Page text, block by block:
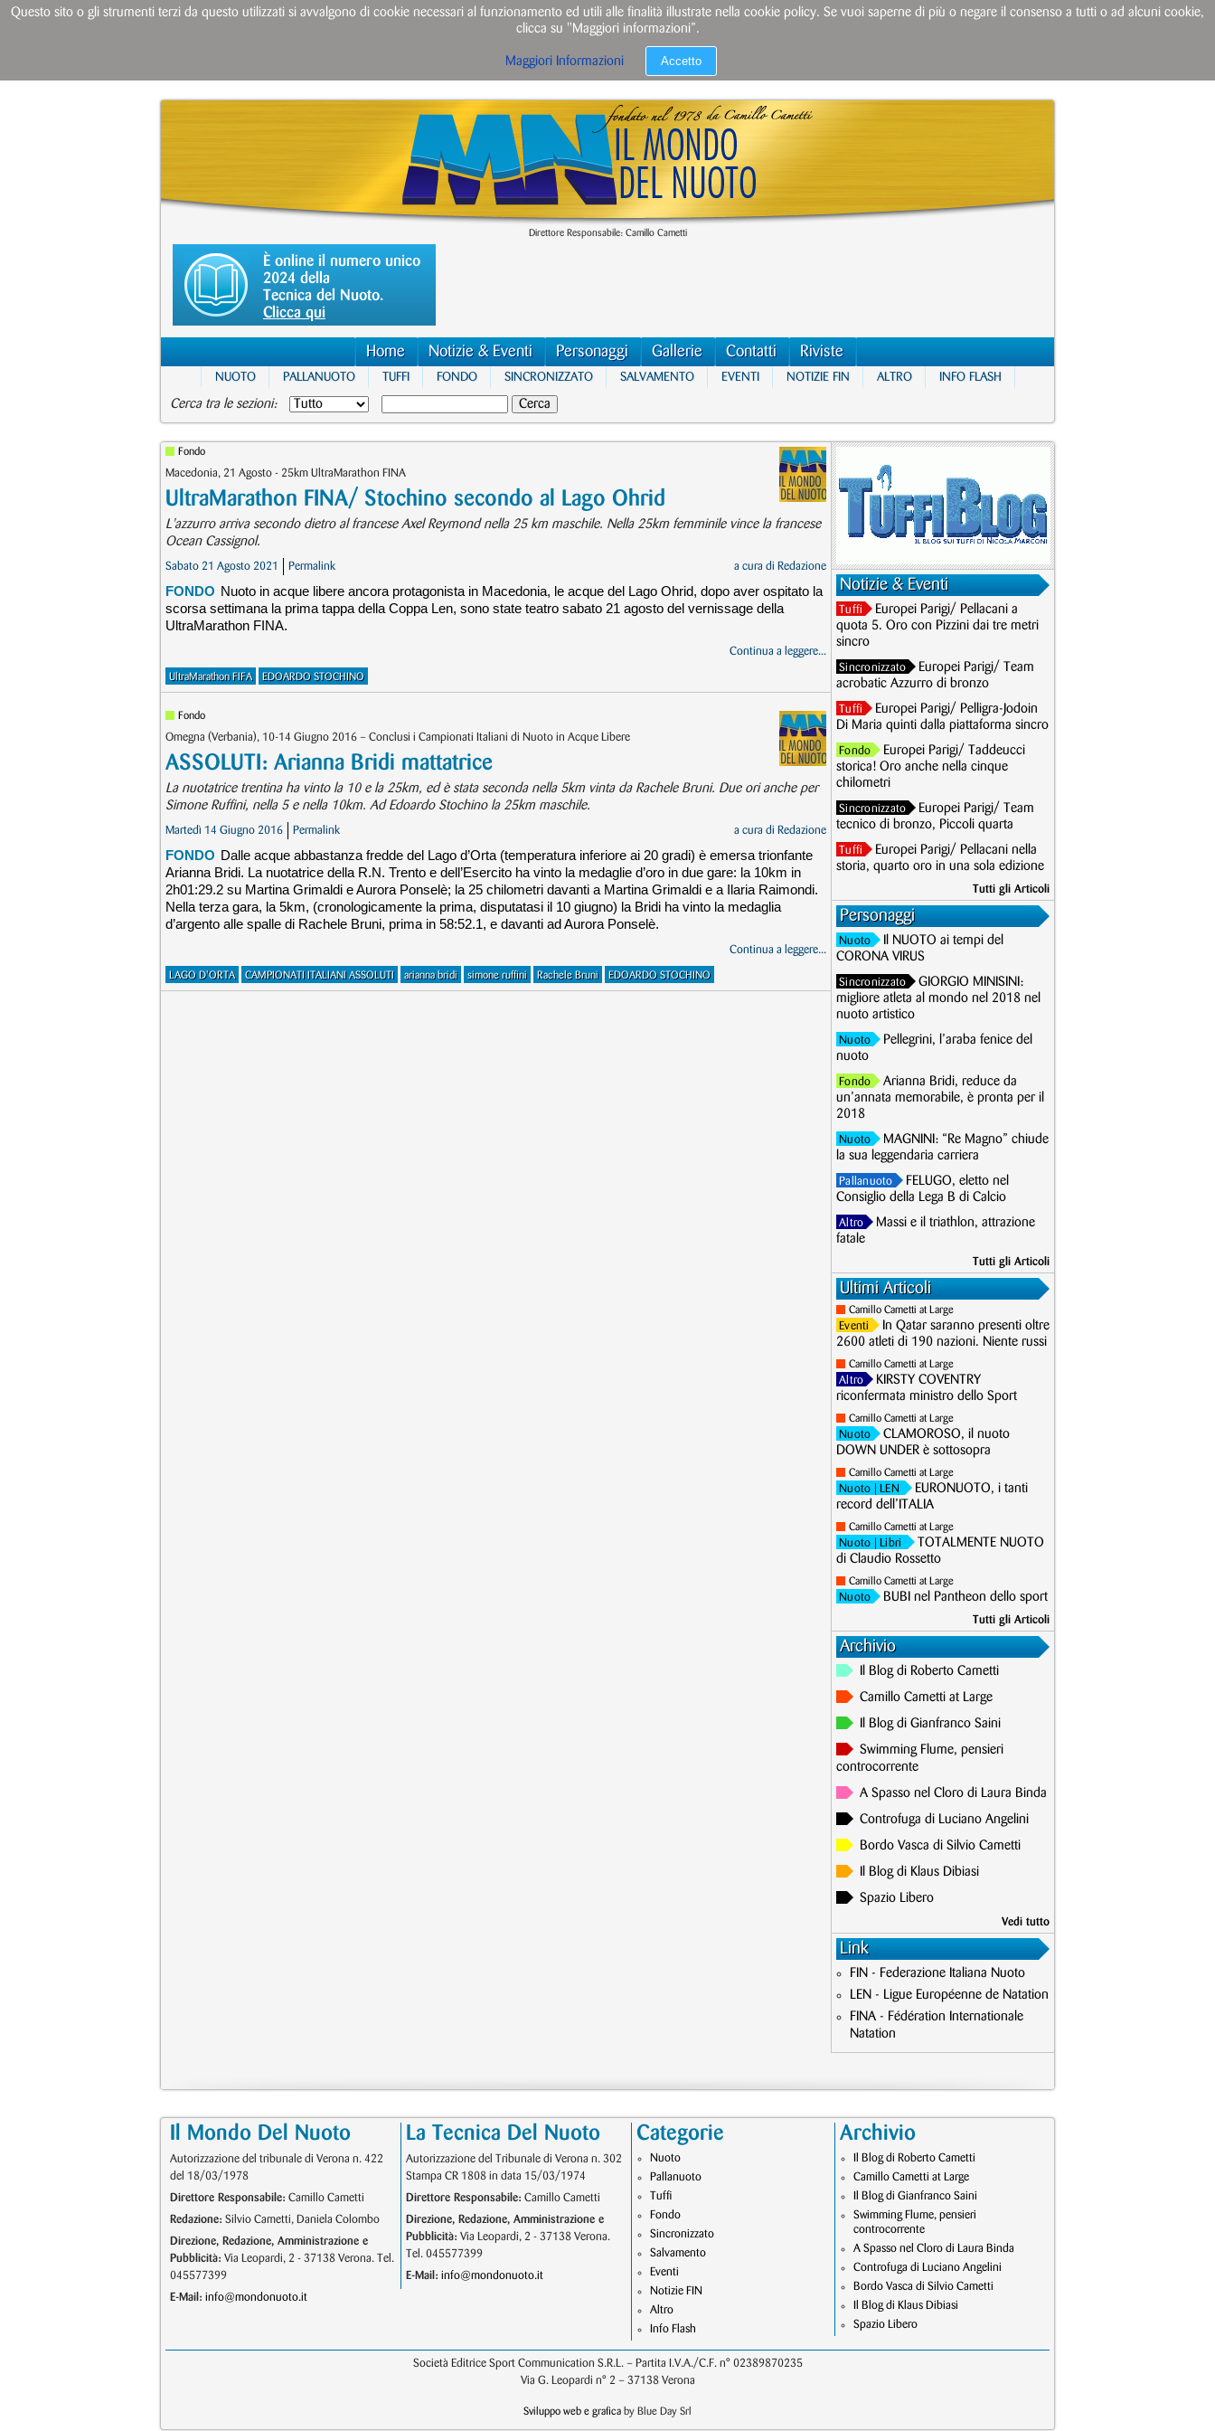
Direttore Responsabile: Camillo Cametti
È online il numero unico
2024 della
Tecnica del Nuoto.
Clicca qui
Home Notizie & Eventi Personaggi Gallerie Contatti Riviste
NUOTO PALLANUOTO TUFFI FONDO SINCRONIZZATO SALVAMENTO EVENTI NOTIZIE FIN ALTRO INFO FLASH
Cerca tra le sezioni:
Fondo
Macedonia, 21 Agosto - 25km UltraMarathon FINA
UltraMarathon FINA/ Stochino secondo al Lago Ohrid
L'azzurro arriva secondo dietro al francese Axel Reymond nella 25 km maschile. Nella 25km femminile vince la francese
Ocean Cassignol.
Sabato 21 Agosto 2021 Permalink a cura di Redazione
FONDO Nuoto in acque libere ancora protagonista in Macedonia, le acque del Lago Ohrid, dopo aver ospitato la
scorsa settimana la prima tappa della Coppa Len, sono state teatro sabato 21 agosto del vernissage della
UltraMarathon FINA.
Continua a leggere...
UltraMarathon FIFA EDOARDO STOCHINO
Fondo
Omegna (Verbania), 10-14 Giugno 2016 – Conclusi i Campionati Italiani di Nuoto in Acque Libere
ASSOLUTI: Arianna Bridi mattatrice
La nuotatrice trentina ha vinto la 10 e la 25km, ed è stata seconda nella 5km vinta da Rachele Bruni. Due ori anche per
Simone Ruffini, nella 5 e nella 10km. Ad Edoardo Stochino la 25km maschile.
Martedì 14 Giugno 2016 Permalink a cura di Redazione
FONDO Dalle acque abbastanza fredde del Lago d’Orta (temperatura inferiore ai 20 gradi) è emersa trionfante
Arianna Bridi. La nuotatrice della R.N. Trento e dell’Esercito ha vinto la medaglie d’oro in due gare: la 10km in
2h01:29.2 su Martina Grimaldi e Aurora Ponselè; la 25 chilometri davanti a Martina Grimaldi e a Ilaria Raimondi.
Nella terza gara, la 5km, (cronologicamente la prima, disputatasi il 10 giugno) la Bridi ha vinto la medaglia
d’argento alle spalle di Rachele Bruni, prima in 58:52.1, e davanti ad Aurora Ponselè.
Continua a leggere...
LAGO D'ORTA CAMPIONATI ITALIANI ASSOLUTI arianna bridi simone ruffini Rachele Bruni EDOARDO STOCHINO
Notizie & Eventi
Tuffi
Europei Parigi/ Pellacani a
quota 5. Oro con Pizzini dai tre metri
sincro
Sincronizzato
Europei Parigi/ Team
acrobatic Azzurro di bronzo
Tuffi
Europei Parigi/ Pelligra-Jodoin
Di Maria quinti dalla piattaforma sincro
Fondo
Europei Parigi/ Taddeucci
storica! Oro anche nella cinque
chilometri
Sincronizzato
Europei Parigi/ Team
tecnico di bronzo, Piccoli quarta
Tuffi
Europei Parigi/ Pellacani nella
storia, quarto oro in una sola edizione
Tutti gli Articoli
Personaggi
Nuoto
Il NUOTO ai tempi del
CORONA VIRUS
Sincronizzato
GIORGIO MINISINI:
migliore atleta al mondo nel 2018 nel
nuoto artistico
Nuoto
Pellegrini, l’araba fenice del
nuoto
Fondo
Arianna Bridi, reduce da
un’annata memorabile, è pronta per il
2018
Nuoto
MAGNINI: “Re Magno” chiude
la sua leggendaria carriera
Pallanuoto
FELUGO, eletto nel
Consiglio della Lega B di Calcio
Altro
Massi e il triathlon, attrazione
fatale
Tutti gli Articoli
Ultimi Articoli
Camillo Cametti at Large
Eventi
In Qatar saranno presenti oltre
2600 atleti di 190 nazioni. Niente russi
Camillo Cametti at Large
Altro
KIRSTY COVENTRY
riconfermata ministro dello Sport
Camillo Cametti at Large
Nuoto
CLAMOROSO, il nuoto
DOWN UNDER è sottosopra
Camillo Cametti at Large
Nuoto | LEN
EURONUOTO, i tanti
record dell’ITALIA
Camillo Cametti at Large
Nuoto | Libri
TOTALMENTE NUOTO
di Claudio Rossetto
Camillo Cametti at Large
Nuoto BUBI nel Pantheon dello sport
Tutti gli Articoli
Archivio
Il Blog di Roberto Cametti
Camillo Cametti at Large
Il Blog di Gianfranco Saini
Swimming Flume, pensieri
controcorrente
A Spasso nel Cloro di Laura Binda
Controfuga di Luciano Angelini
Bordo Vasca di Silvio Cametti
Il Blog di Klaus Dibiasi
Spazio Libero
Vedi tutto
Link
FIN - Federazione Italiana Nuoto
LEN - Ligue Européenne de Natation
FINA - Fédération Internationale
Natation
Il Mondo Del Nuoto
Autorizzazione del tribunale di Verona n. 422
del 18/03/1978
Direttore Responsabile: Camillo Cametti
Redazione: Silvio Cametti, Daniela Colombo
Direzione, Redazione, Amministrazione e
Pubblicità: Via Leopardi, 2 - 37138 Verona. Tel.
045577399
E-Mail: info@mondonuoto.it
La Tecnica Del Nuoto
Autorizzazione del Tribunale di Verona n. 302
Stampa CR 1808 in data 15/03/1974
Direttore Responsabile: Camillo Cametti
Direzione, Redazione, Amministrazione e
Pubblicità: Via Leopardi, 2 - 37138 Verona.
Tel. 045577399
E-Mail: info@mondonuoto.it
Categorie
Nuoto
Pallanuoto
Tuffi
Fondo
Sincronizzato
Salvamento
Eventi
Notizie FIN
Altro
Info Flash
Archivio
Il Blog di Roberto Cametti
Camillo Cametti at Large
Il Blog di Gianfranco Saini
Swimming Flume, pensieri
controcorrente
A Spasso nel Cloro di Laura Binda
Controfuga di Luciano Angelini
Bordo Vasca di Silvio Cametti
Il Blog di Klaus Dibiasi
Spazio Libero
Società Editrice Sport Communication S.R.L. – Partita I.V.A./C.F. n° 02389870235
Via G. Leopardi n° 2 – 37138 Verona
Sviluppo web e grafica by Blue Day Srl
Questo sito o gli strumenti terzi da questo utilizzati si avvalgono di cookie necessari al funzionamento ed utili alle finalità illustrate nella cookie policy. Se vuoi saperne di più o negare il consenso a tutti o ad alcuni cookie,
clicca su "Maggiori informazioni”.
Maggiori Informazioni Accetto